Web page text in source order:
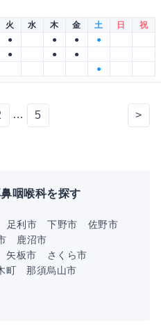
火 水 木 金 土 日
祝
● ● ●
●
● ●
●
●
… 5 >
咽喉科を探す
足利市 下野市
佐野市
鹿沼市
矢板市
さくら市
町
那須烏山市